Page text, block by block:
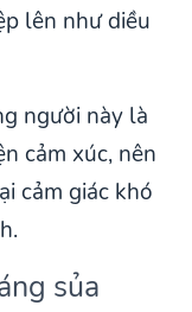
lên như diều
người này là
cảm xúc, nên
cảm giác khó
sủa